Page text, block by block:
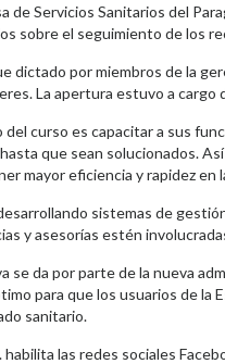
de Servicios Sanitarios del
sobre el seguimiento de los
dictado por miembros de la
La apertura estuvo a
del curso es capacitar a sus
que sean solucionados.
mayor eficiencia y rapidez en
sistemas de
y asesorías estén
se da por parte de la nueva
para que los usuarios de la
sanitario.
habilita las redes sociales